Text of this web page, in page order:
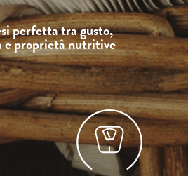
perfetta tra gusto,
e proprietà nutritive